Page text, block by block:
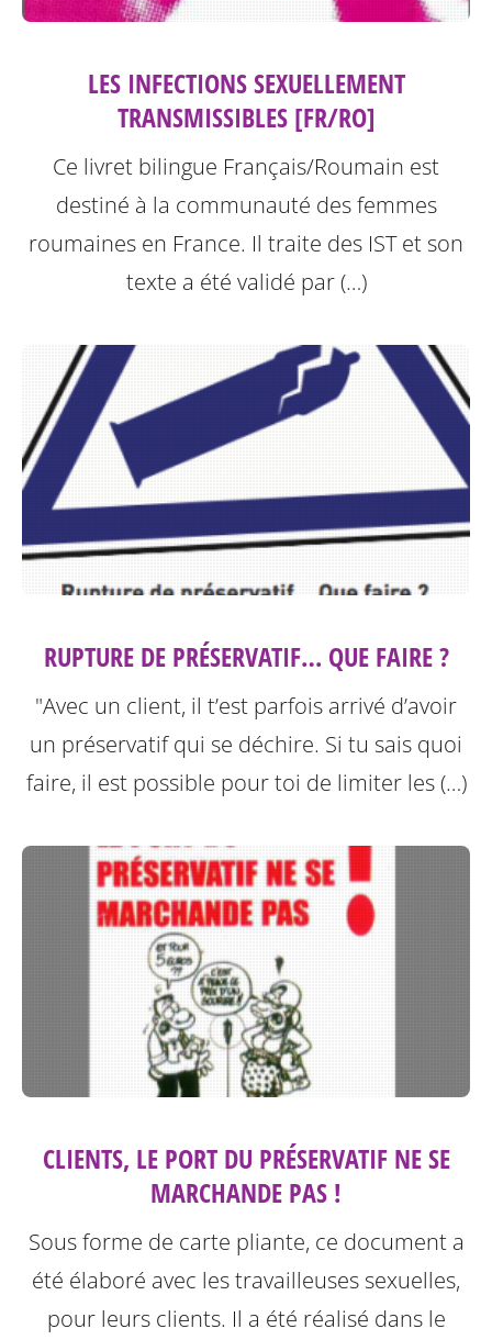
LES INFECTIONS SEXUELLEMENT
TRANSMISSIBLES [FR/RO]
Ce livret bilingue Français/Roumain est
destiné à la communauté des femmes
roumaines en France. Il traite des IST et son
texte a été validé par (…)
RUPTURE DE PRÉSERVATIF… QUE FAIRE ?
"Avec un client, il t’est parfois arrivé d’avoir
un préservatif qui se déchire. Si tu sais quoi
faire, il est possible pour toi de limiter les (…)
CLIENTS, LE PORT DU PRÉSERVATIF NE SE
MARCHANDE PAS !
Sous forme de carte pliante, ce document a
été élaboré avec les travailleuses sexuelles,
pour leurs clients. Il a été réalisé dans le